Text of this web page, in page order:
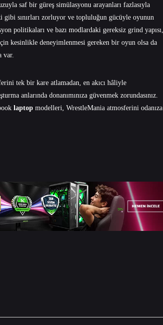
saf bir güreş simülasyonu arayanları fazlasıyla
gibi sınırları zorluyor ve topluluğun gücüyle oyunun
politikaları ve bazı modlardaki gereksiz grind yapısı,
kesinlikle deneyimlenmesi gereken bir oyun olsa da
var.
tek bir kare atlamadan, en akıcı hâliyle
anlarında donanımınıza güvenmek zorundasınız.
laptop modelleri, WrestleMania atmosferini odanıza